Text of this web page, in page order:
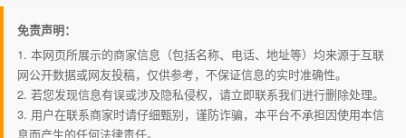
免责声明：
1. 本网页所展示的商家信息（包括名称、电话、地址等）均来源于互联
网公开数据或网友投稿，仅供参考，不保证信息的实时准确性。
2. 若您发现信息有误或涉及隐私侵权，请立即联系我们进行删除处理。
3. 用户在联系商家时请仔细甄别，谨防诈骗，本平台不承担因使用本信
息而产生的任何法律责任。